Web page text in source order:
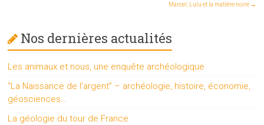
Marcel, Lulu et la matière noire →
Nos dernières actualités
Les animaux et nous, une enquête archéologique
“La Naissance de l’argent” – archéologie, histoire, économie,
géosciences…
La géologie du tour de France